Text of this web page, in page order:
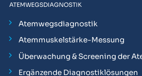
ATEMWEGSDIAGNOSTIK
Atemwegsdiagnostik
Atemmuskelstärke-Messung
Überwachung & Screening der
Ergänzende Diagnostiklösungen